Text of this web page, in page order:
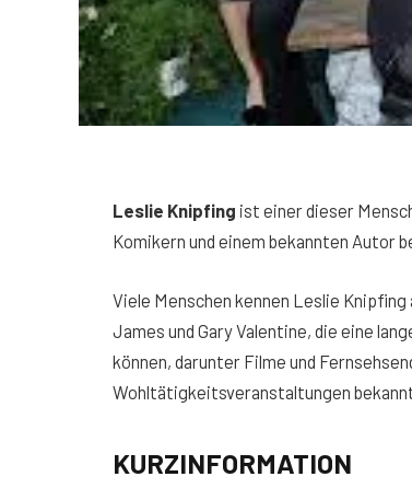
Leslie Knipfing ist einer dieser
Komikern und einem bekannten Autor
Viele Menschen kennen Leslie
James und Gary Valentine, die eine
können, darunter Filme und
Wohltätigkeitsveranstaltungen
KURZINFORMATION